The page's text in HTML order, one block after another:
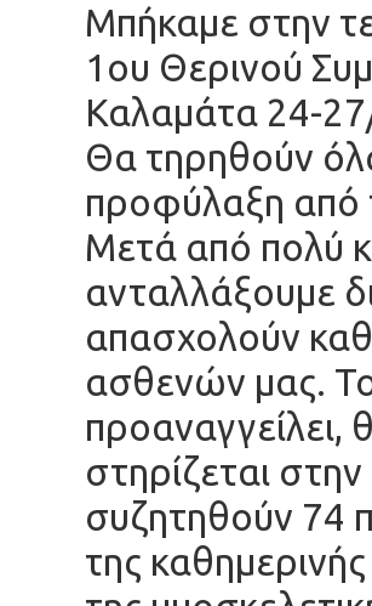
Μπήκαμε στην
1ου Θερινού
Καλαμάτα 24-
Θα τηρηθούν
προφύλαξη από
Μετά από πολύ
ανταλλάξουμε
απασχολούν
ασθενών μας.
προαναγγείλει,
στηρίζεται
συζητηθούν 74
της